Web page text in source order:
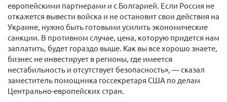
европейскими партнерами и с Болгарией. Если Россия не
откажется вывести войска и не остановит свои действия на
Украине, нужно быть готовыми усилить экономические
санкции. В противном случае, цена, которую придется нам
заплатить, будет гораздо выше. Как вы все хорошо знаете,
бизнес не инвестирует в регионы, где имеется
нестабильность и отсутствует безопасность», — сказал
заместитель помощника госсекретаря США по делам
Центрально-европейских стран.